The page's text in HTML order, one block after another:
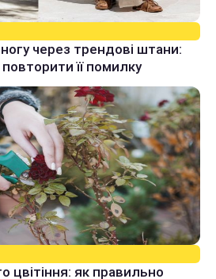
через трендові штани:
її помилку
цвітіння: як правильно